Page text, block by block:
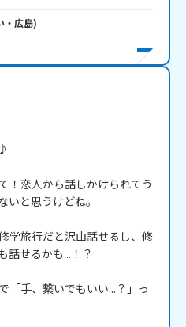
・ 広島)
恋人から話しかけられてう
いと思うけどね。
学旅行だと沢山話せるし、修
話せるかも...！？
手、繋いでもいい...？」っ